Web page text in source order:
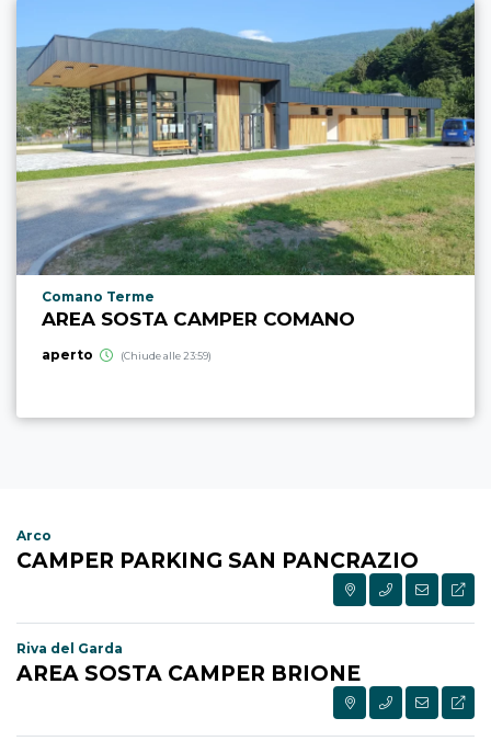
Località punto di interesse
Comano Terme
AREA SOSTA CAMPER COMANO
aperto (Chiude alle 23:59)
Arco
CAMPER PARKING SAN PANCRAZIO
Riva del Garda
AREA SOSTA CAMPER BRIONE